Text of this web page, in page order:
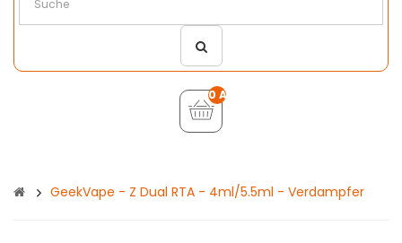
0 Artikel - €0,00
GeekVape - Z Dual RTA - 4ml/5.5ml - Verdampfer